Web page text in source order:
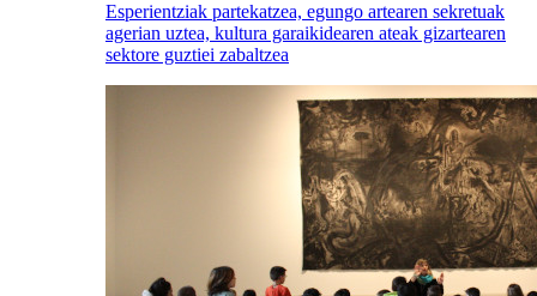
Esperientziak partekatzea, egungo artearen sekretuak
agerian uztea, kultura garaikidearen ateak gizartearen
sektore guztiei zabaltzea